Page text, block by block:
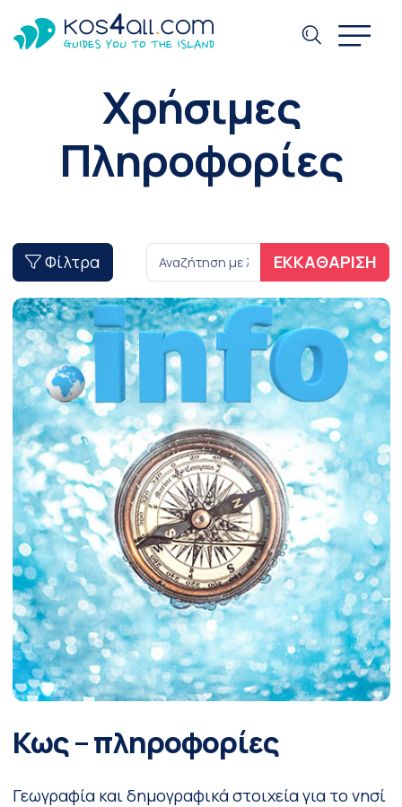
Χρήσιμες
Πληροφορίες
Φίλτρα ΕΚΚΑΘΑΡΙΣΗ
Κως – πληροφορίες
Γεωγραφία και δημογραφικά στοιχεία για το νησί